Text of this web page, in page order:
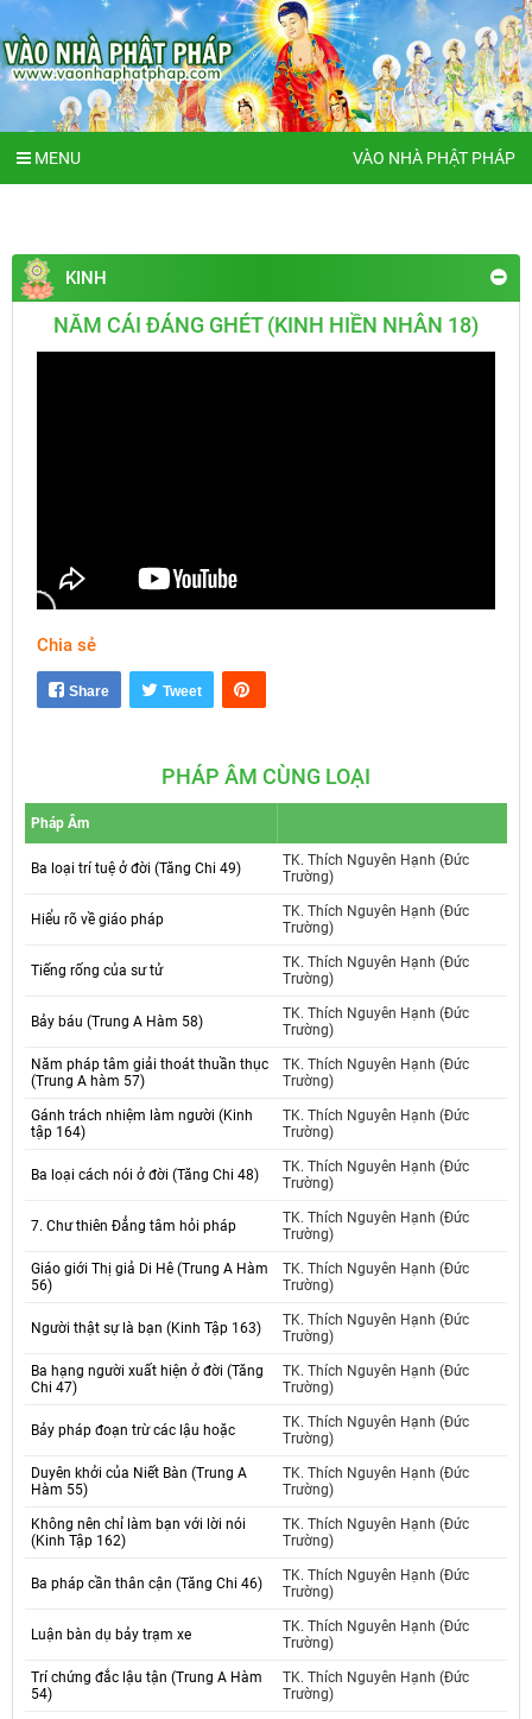
MENU VÀO NHÀ PHẬT PHÁP
KINH
NĂM CÁI ĐÁNG GHÉT (KINH HIỀN NHÂN 18)
Chia sẻ
Share Tweet
PHÁP ÂM CÙNG LOẠI
Pháp Âm
Ba loại trí tuệ ở đời (Tăng Chi 49)
TK. Thích Nguyên Hạnh (Đức
Trường)
Hiểu rõ về giáo pháp
TK. Thích Nguyên Hạnh (Đức
Trường)
Tiếng rống của sư tử
TK. Thích Nguyên Hạnh (Đức
Trường)
Bảy báu (Trung A Hàm 58)
TK. Thích Nguyên Hạnh (Đức
Trường)
Năm pháp tâm giải thoát thuần thục
(Trung A hàm 57)
TK. Thích Nguyên Hạnh (Đức
Trường)
Gánh trách nhiệm làm người (Kinh
tập 164)
TK. Thích Nguyên Hạnh (Đức
Trường)
Ba loại cách nói ở đời (Tăng Chi 48)
TK. Thích Nguyên Hạnh (Đức
Trường)
7. Chư thiên Đẳng tâm hỏi pháp
TK. Thích Nguyên Hạnh (Đức
Trường)
Giáo giới Thị giả Di Hê (Trung A Hàm
56)
TK. Thích Nguyên Hạnh (Đức
Trường)
Người thật sự là bạn (Kinh Tập 163)
TK. Thích Nguyên Hạnh (Đức
Trường)
Ba hạng người xuất hiện ở đời (Tăng
Chi 47)
TK. Thích Nguyên Hạnh (Đức
Trường)
Bảy pháp đoạn trừ các lậu hoặc
TK. Thích Nguyên Hạnh (Đức
Trường)
Duyên khởi của Niết Bàn (Trung A
Hàm 55)
TK. Thích Nguyên Hạnh (Đức
Trường)
Không nên chỉ làm bạn với lời nói
(Kinh Tập 162)
TK. Thích Nguyên Hạnh (Đức
Trường)
Ba pháp cần thân cận (Tăng Chi 46)
TK. Thích Nguyên Hạnh (Đức
Trường)
Luận bàn dụ bảy trạm xe
TK. Thích Nguyên Hạnh (Đức
Trường)
Trí chứng đắc lậu tận (Trung A Hàm
54)
TK. Thích Nguyên Hạnh (Đức
Trường)